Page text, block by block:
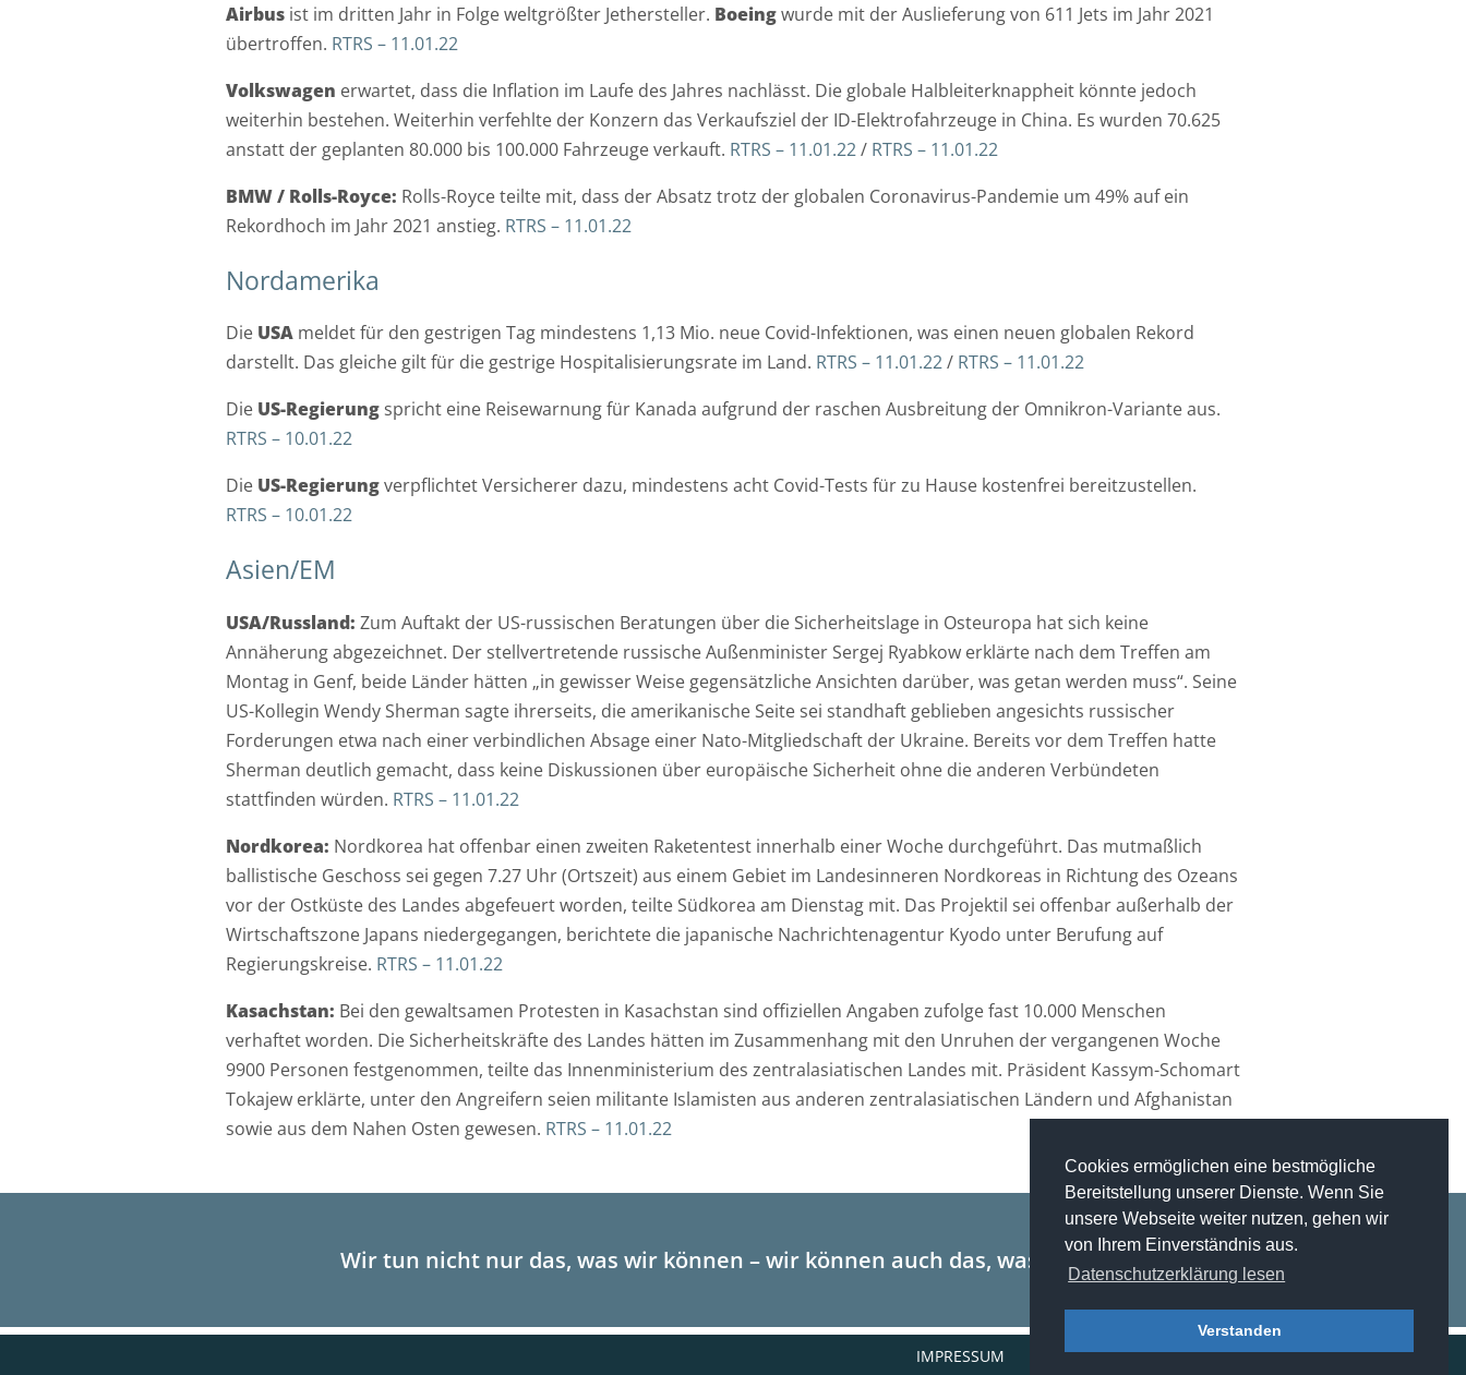
Cookies ermöglichen eine bestmögliche
Bereitstellung unserer Dienste. Wenn Sie
unsere Webseite weiter nutzen, gehen wir
von Ihrem Einverständnis aus.
Datenschutzerklärung lesen
Verstanden
Airbusist im dritten Jahr in Folge weltgrößter Jethersteller. Boeingwurde mit der Auslieferung von 611 Jets im Jahr 2021
übertroffen. RTRS – 11.01.22
Volkswagen erwartet, dass die Inflation im Laufe des Jahres nachlässt. Die globale Halbleiterknappheit könnte jedoch
weiterhin bestehen. Weiterhin verfehlte der Konzern das Verkaufsziel der ID-Elektrofahrzeuge in China. Es wurden 70.625
anstatt der geplanten 80.000 bis 100.000 Fahrzeuge verkauft. RTRS – 11.01.22/ RTRS – 11.01.22
BMW / Rolls-Royce: Rolls-Royce teilte mit, dass der Absatz trotz der globalen Coronavirus-Pandemie um 49% auf ein
Rekordhoch im Jahr 2021 anstieg. RTRS – 11.01.22
Nordamerika
Die USAmeldet für den gestrigen Tag mindestens 1,13 Mio. neue Covid-Infektionen, was einen neuen globalen Rekord
darstellt. Das gleiche gilt für die gestrige Hospitalisierungsrate im Land. RTRS – 11.01.22/ RTRS – 11.01.22
Die US-Regierungspricht eine Reisewarnung für Kanada aufgrund der raschen Ausbreitung der Omnikron-Variante aus.
RTRS – 10.01.22
Die US-Regierungverpflichtet Versicherer dazu, mindestens acht Covid-Tests für zu Hause kostenfrei bereitzustellen.
RTRS – 10.01.22
Asien/EM
USA/Russland: Zum Auftakt der US-russischen Beratungen über die Sicherheitslage in Osteuropa hat sich keine
Annäherung abgezeichnet. Der stellvertretende russische Außenminister Sergej Ryabkow erklärte nach dem Treffen am
Montag in Genf, beide Länder hätten „in gewisser Weise gegensätzliche Ansichten darüber, was getan werden muss“. Seine
US-Kollegin Wendy Sherman sagte ihrerseits, die amerikanische Seite sei standhaft geblieben angesichts russischer
Forderungen etwa nach einer verbindlichen Absage einer Nato-Mitgliedschaft der Ukraine. Bereits vor dem Treffen hatte
Sherman deutlich gemacht, dass keine Diskussionen über europäische Sicherheit ohne die anderen Verbündeten
stattfinden würden. RTRS – 11.01.22
Nordkorea: Nordkorea hat offenbar einen zweiten Raketentest innerhalb einer Woche durchgeführt. Das mutmaßlich
ballistische Geschoss sei gegen 7.27 Uhr (Ortszeit) aus einem Gebiet im Landesinneren Nordkoreas in Richtung des Ozeans
vor der Ostküste des Landes abgefeuert worden, teilte Südkorea am Dienstag mit. Das Projektil sei offenbar außerhalb der
Wirtschaftszone Japans niedergegangen, berichtete die japanische Nachrichtenagentur Kyodo unter Berufung auf
Regierungskreise. RTRS – 11.01.22
Kasachstan: Bei den gewaltsamen Protesten in Kasachstan sind offiziellen Angaben zufolge fast 10.000 Menschen
verhaftet worden. Die Sicherheitskräfte des Landes hätten im Zusammenhang mit den Unruhen der vergangenen Woche
9900 Personen festgenommen, teilte das Innenministerium des zentralasiatischen Landes mit. Präsident Kassym-Schomart
Tokajew erklärte, unter den Angreifern seien militante Islamisten aus anderen zentralasiatischen Ländern und Afghanistan
sowie aus dem Nahen Osten gewesen. RTRS – 11.01.22
Wir tun nicht nur das, was wir können – wir können auch das, was wir tun.
IMPRESSUM DATENSCHUTZ KONTAKT
D
t
m
h
r
z
e
i
t
T
e
f
o
n
t
m
n
V
N
m
*
f
o
n
*
E
-
M
a
A
d
r
s
*
N
c
r